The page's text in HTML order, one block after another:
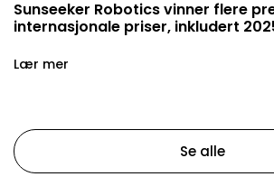
Sunseeker Robotics vinner flere
internasjonale priser, inkludert
Lær mer
Se alle